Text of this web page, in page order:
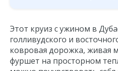
Этот круиз с ужином в
голливудского и
ковровая дорожка, живая
фуршет на просторном